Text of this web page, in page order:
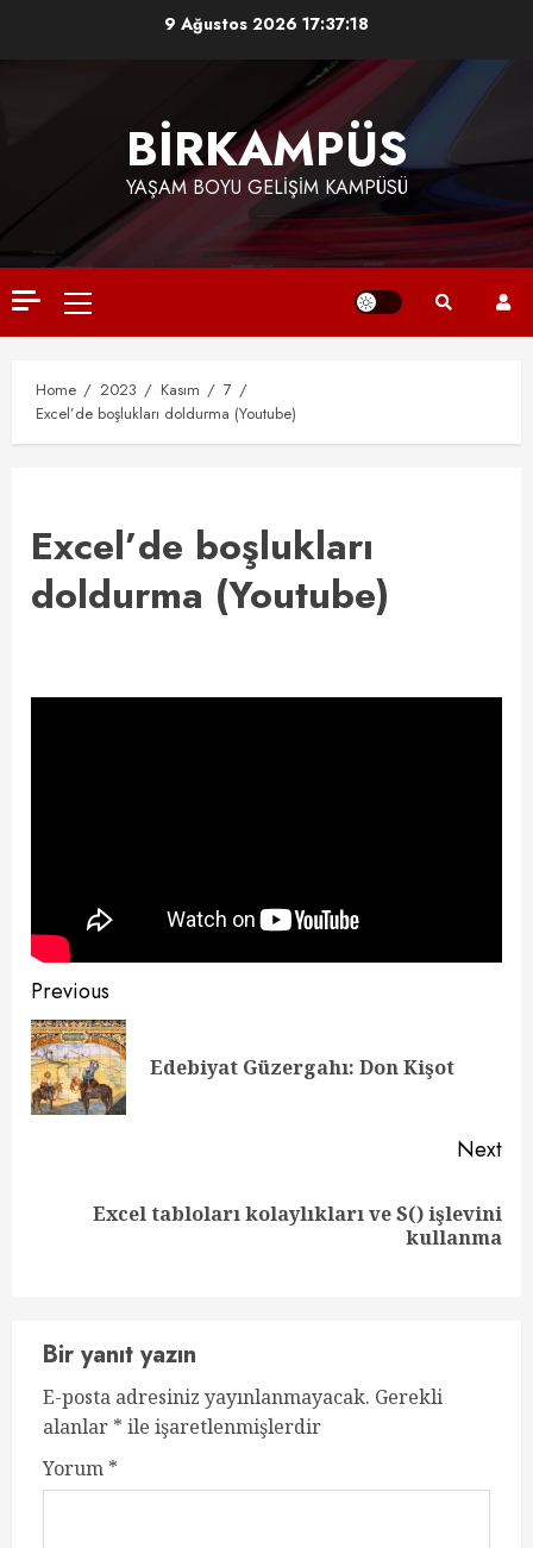
9 Ağustos 2026 17:37:18
BİRKAMPÜS
YAŞAM BOYU GELIŞIM KAMPÜSÜ
Primary
Menu
Home 2023 Kasım
7
Excel’de boşlukları doldurma (Youtube)
Excel’de boşlukları
doldurma (Youtube)
Continue
Reading
Previous
Edebiyat Güzergahı: Don Kişot
Next
Excel tabloları kolaylıkları ve S() işlevini
kullanma
Bir yanıt yazın
E-posta adresiniz yayınlanmayacak. Gerekli
alanlar * ile işaretlenmişlerdir
Yorum *